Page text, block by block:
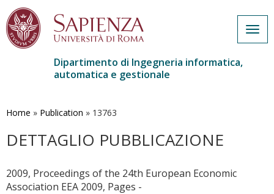
contenuto
Dipartimento di Ingegneria informatica,
automatica e gestionale
Home » Publication » 13763
DETTAGLIO PUBBLICAZIONE
2009, Proceedings of the 24th European Economic
Association EEA 2009, Pages -